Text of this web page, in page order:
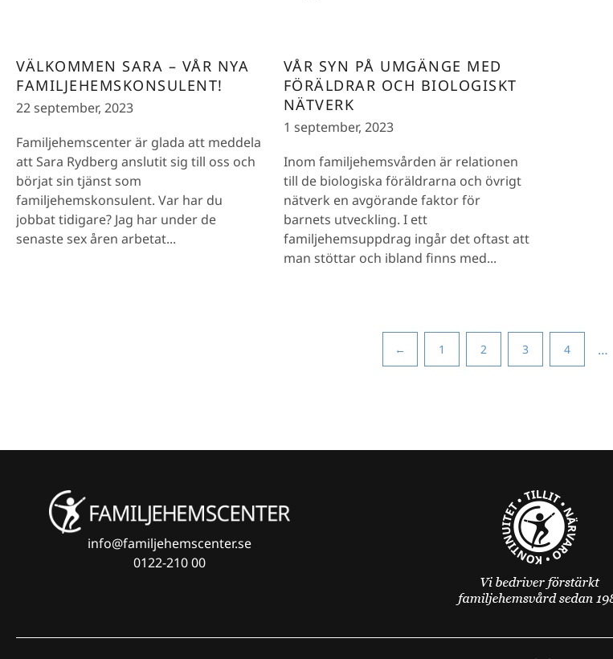
VÄLKOMMEN SARA – VÅR NYA
FAMILJEHEMSKONSULENT!
22 september, 2023
Familjehemscenter är glada att meddela
att Sara Rydberg anslutit sig till oss och
börjat sin tjänst som
familjehemskonsulent. Var har du
jobbat tidigare? Jag har under de
senaste sex åren arbetat...
VÅR SYN PÅ UMGÄNGE MED
FÖRÄLDRAR OCH BIOLOGISKT
NÄTVERK
1 september, 2023
Inom familjehemsvården är relationen
till de biologiska föräldrarna och övrigt
nätverk en avgörande faktor för
barnets utveckling. I ett
familjehemsuppdrag ingår det oftast att
man stöttar och ibland finns med...
← 1 2 3 4 …
info@familjehemscenter.se
0122-210 00